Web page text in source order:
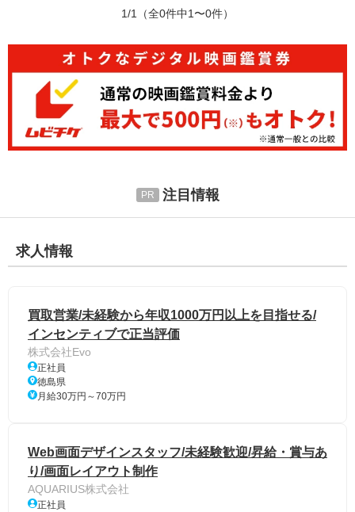
1/1 （全0件中1〜0件）
注目情報
求人情報
買取営業/未経験から年収1000万円以上を目指せる/
インセンティブで正当評価
株式会社Evo
正社員
徳島県
月給30万円～70万円
Web画面デザインスタッフ/未経験歓迎/昇給・賞与あ
り/画面レイアウト制作
AQUARIUS株式会社
正社員